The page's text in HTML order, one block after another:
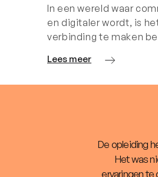
In een wereld waar
en digitaler wordt, is
verbinding te maken
Lees meer
De opleiding
Het was
ervaringen te